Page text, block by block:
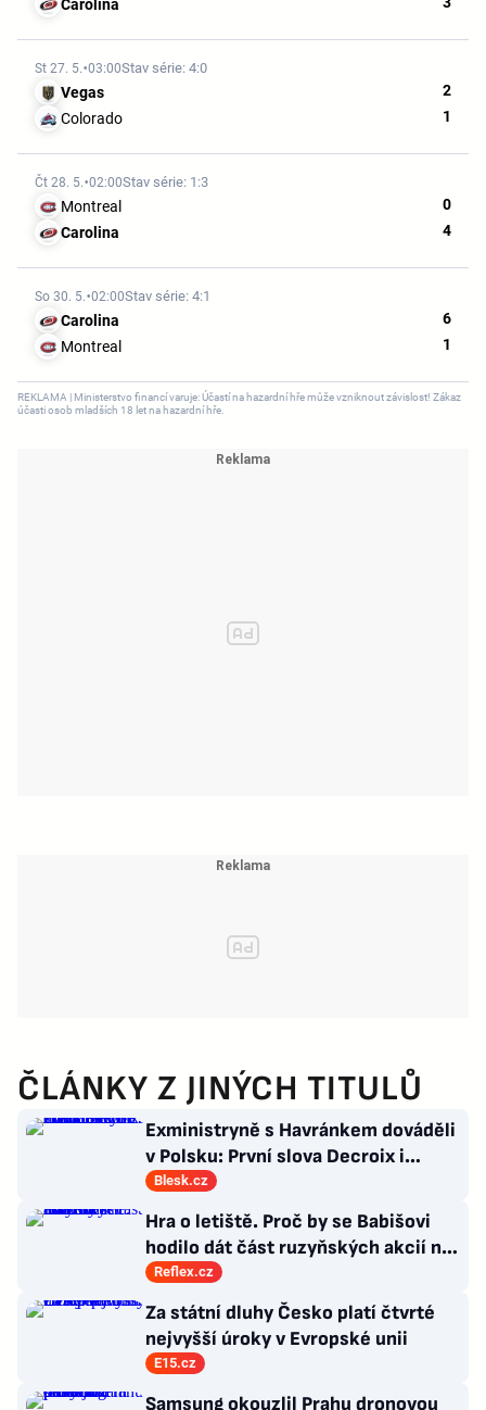
Carolina
St 27. 5. 03:00Stav série: 4:0
Vegas
2
Colorado
1
Čt 28. 5. 02:00Stav série: 1:3
Montreal
0
Carolina
4
So 30. 5. 02:00Stav série: 4:1
Carolina
6
Montreal
1
REKLAMA | Ministerstvo financí varuje: Účastí na hazardní hře může vzniknout závislost! Zákaz
účasti osob mladších 18 let na hazardní hře.
ČLÁNKY Z JINÝCH TITULŮ
Exministryně s Havránkem dováděli
v Polsku: První slova Decroix i
Havránkové!
Blesk.cz
Hra o letiště. Proč by se Babišovi
hodilo dát část ruzyňských akcií na
burzu?
Reflex.cz
Za státní dluhy Česko platí čtvrté
nejvyšší úroky v Evropské unii
E15.cz
Samsung okouzlil Prahu dronovou